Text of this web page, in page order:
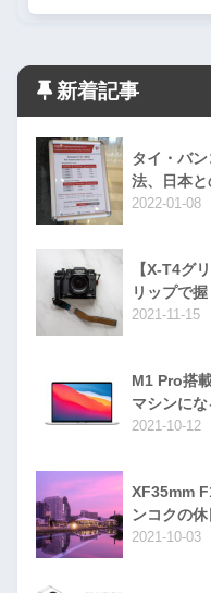
新着記事
タイ・バ
法、日本と
2022-01-08
【X-T4グ
リップで
2021-11-15
M1 Pro搭
マシンにな
2021-10-12
XF35mm
ンコクの休
2021-10-03